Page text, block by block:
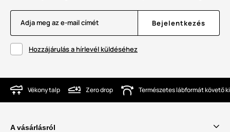
Adja meg az e-mail címét Bejelentkezés
Hozzájárulás a hírlevél küldéséhez
Vékony talp Zero drop Természetes lábformát követő
A vásárlásról